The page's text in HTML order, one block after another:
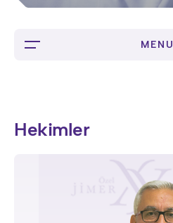
Cerrahisi
MENU
Hekimler